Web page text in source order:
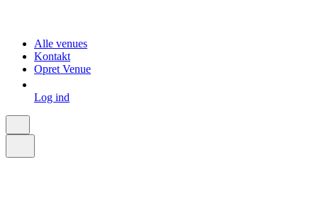
Alle venues
Kontakt
Opret Venue
Log ind